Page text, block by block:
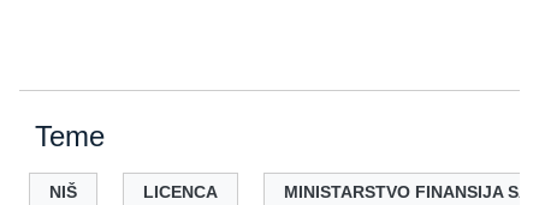
Teme
NIŠ LICENCA MINISTARSTVO FINANSIJA